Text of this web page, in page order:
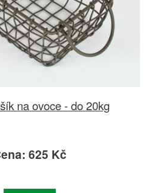
na ovoce - do 20kg
625 Kč